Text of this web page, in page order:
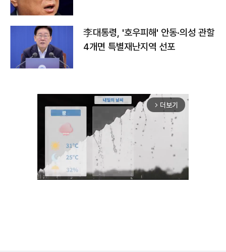
李대통령, '호우피해' 안동·의성 관할
4개면 특별재난지역 선포
arrow_forward_ios 더보기